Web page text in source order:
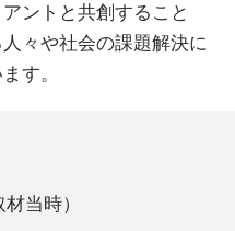
ントと共創すること
々や社会の課題解決に
す。
当時）